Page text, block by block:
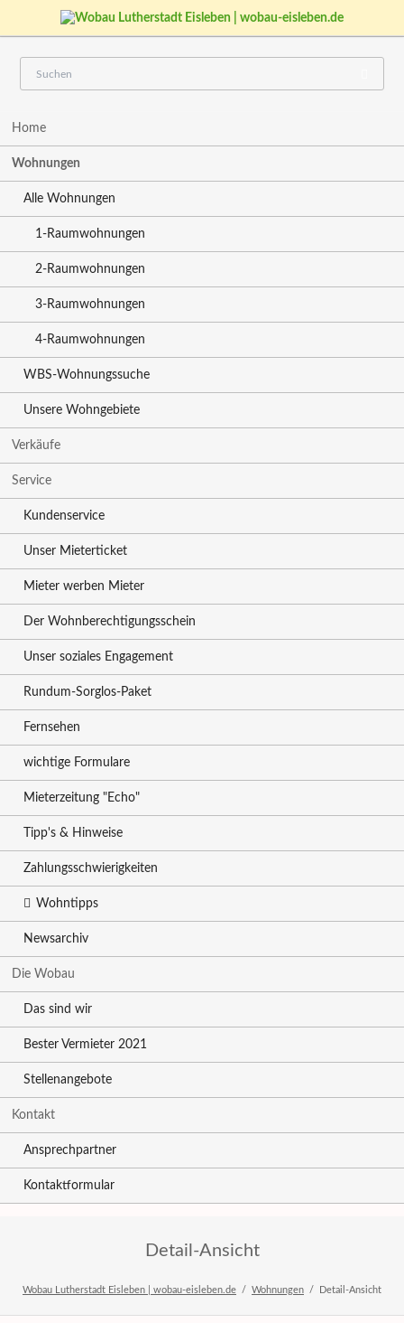
Home
Wohnungen
Alle Wohnungen
1-Raumwohnungen
2-Raumwohnungen
3-Raumwohnungen
4-Raumwohnungen
WBS-Wohnungssuche
Unsere Wohngebiete
Verkäufe
Service
Kundenservice
Unser Mieterticket
Mieter werben Mieter
Der Wohnberechtigungsschein
Unser soziales Engagement
Rundum-Sorglos-Paket
Fernsehen
wichtige Formulare
Mieterzeitung "Echo"
Tipp's & Hinweise
Zahlungsschwierigkeiten
Wohntipps
Newsarchiv
Die Wobau
Das sind wir
Bester Vermieter 2021
Stellenangebote
Kontakt
Ansprechpartner
Kontaktformular
Detail-Ansicht
Wobau Lutherstadt Eisleben | wobau-eisleben.de Wohnungen Detail-Ansicht